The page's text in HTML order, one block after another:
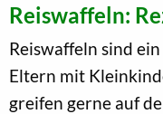
Reiswaffeln:
Reiswaffeln sind
Eltern mit
greifen gerne auf